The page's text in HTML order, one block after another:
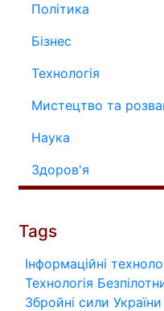
Політика
Бізнес
Технологія
Мистецтво та
Наука
Здоров'я
Tags
Інформаційні
Технологія
Збройні сили України